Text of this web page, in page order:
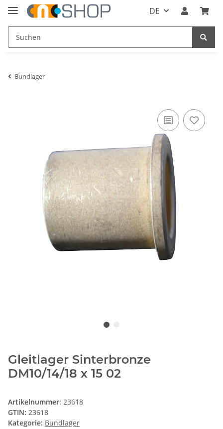
DE
Bundlager
Gleitlager Sinterbronze
DM10/14/18 x 15 02
Artikelnummer: 23618
GTIN: 23618
Kategorie: Bundlager